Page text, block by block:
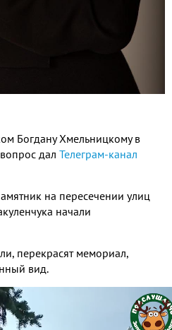
Богдану Хмельницкому в
дал Телеграм-канал
на пересечении улиц
начали
перекрасят мемориал,
вид.